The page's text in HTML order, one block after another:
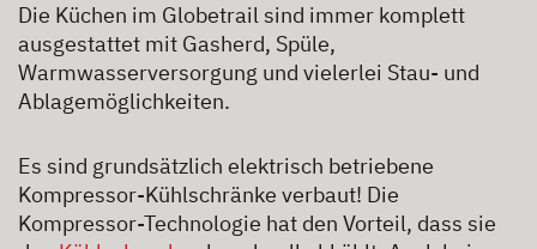
Die Küchen im Globetrail sind immer komplett
ausgestattet mit Gasherd, Spüle,
Warmwasserversorgung und vielerlei Stau- und
Ablagemöglichkeiten.
Es sind grundsätzlich elektrisch betriebene
Kompressor-Kühlschränke verbaut! Die
Kompressor-Technologie hat den Vorteil, dass sie